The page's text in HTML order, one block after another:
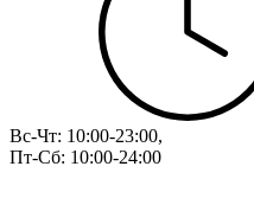
Вс-Чт: 10:00-23:00,
Пт-Сб: 10:00-24:00